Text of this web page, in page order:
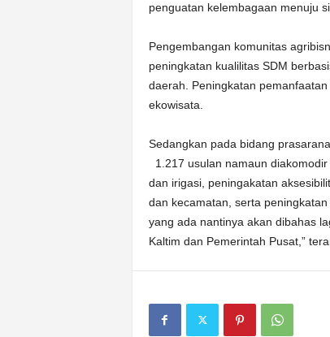
penguatan kelembagaan menuju
Pengembangan komunitas
peningkatan kualilitas SDM
daerah. Peningkatan
ekowisata.
Sedangkan pada bidang
1.217 usulan namaun
dan irigasi, peningakatan
dan kecamatan, serta
yang ada nantinya akan dibahas
Kaltim dan Pemerintah Pusat,”